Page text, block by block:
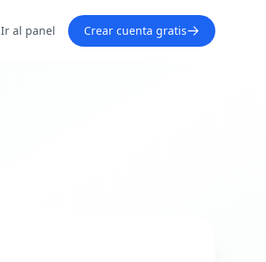
Ir al panel Crear cuenta gratis